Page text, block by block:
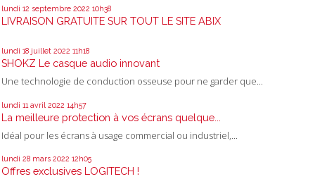
lundi 12 septembre 2022 10h38
LIVRAISON GRATUITE SUR TOUT LE SITE ABIX
lundi 18 juillet 2022 11h18
SHOKZ Le casque audio innovant
Une technologie de conduction osseuse pour ne garder que...
lundi 11 avril 2022 14h57
La meilleure protection à vos écrans quelque...
Idéal pour les écrans à usage commercial ou industriel,...
lundi 28 mars 2022 12h05
Offres exclusives LOGITECH !